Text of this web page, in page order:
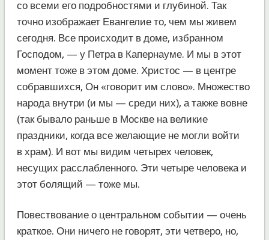
со всеми его подробностями и глубиной. Так
точно изображает Евангелие то, чем мы живем
сегодня. Все происходит в доме, избранном
Господом, — у Петра в Капернауме. И мы в этот
момент тоже в этом доме. Христос — в центре
собравшихся, Он «говорит им слово». Множество
народа внутри (и мы — среди них), а также вовне
(так бывало раньше в Москве на великие
праздники, когда все желающие не могли войти
в храм). И вот мы видим четырех человек,
несущих расслабленного. Эти четыре человека и
этот болящий — тоже мы.
Повествование о центральном событии — очень
краткое. Они ничего не говорят, эти четверо, но,